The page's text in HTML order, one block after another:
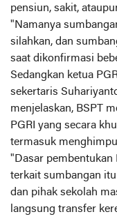
pensiun, sakit,
"Namanya
silahkan, dan
saat dikonfirmasi
Sedangkan ketua
sekertaris
menjelaskan, BSPT
PGRI yang secara
termasuk
"Dasar pembentukan
terkait sumbangan
dan pihak sekolah
langsung transfer